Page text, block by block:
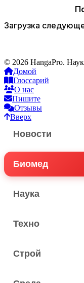
Загрузка
© 2026 HangaPro.
Домой
Глоссарий
О нас
Пишите
Отзывы
Вверх
Новости
Биомед
Наука
Техно
Строй